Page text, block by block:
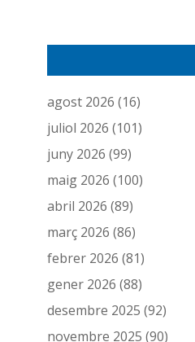
agost 2026 (16)
juliol 2026 (101)
juny 2026 (99)
maig 2026 (100)
abril 2026 (89)
març 2026 (86)
febrer 2026 (81)
gener 2026 (88)
desembre 2025 (92)
novembre 2025 (90)